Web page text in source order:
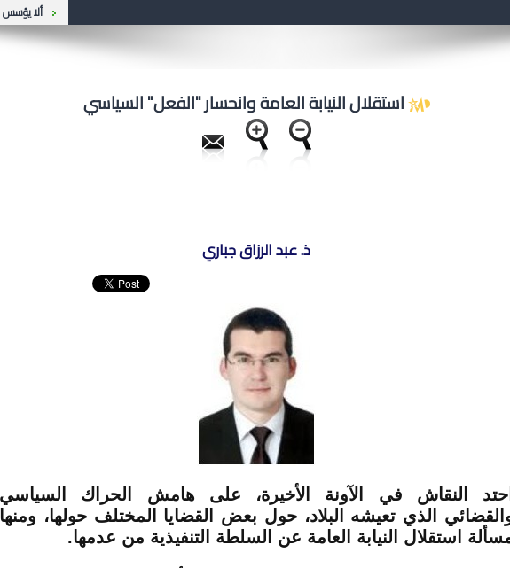
ألا يؤسس
استقلال النيابة العامة وانحسار "الفعل" السياسي
ذ. عبد الرزاق جباري
احتد النقاش في الآونة الأخيرة، على هامش الحراك السياسي
الذي تعيشه البلاد، حول بعض القضايا المختلف حولها، ومنها
استقلال النيابة العامة عن السلطة التنفيذية من عدمها.